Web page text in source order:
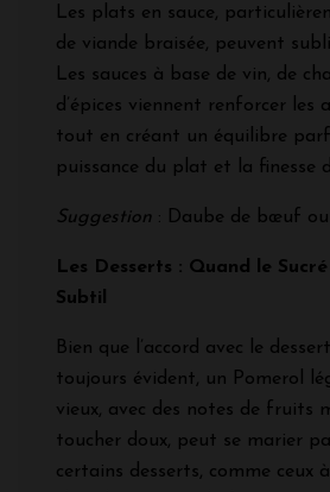
Les plats en sauce,
de viande braisée, peuvent
Les sauces à base de vin, de
d’épices viennent renforcer les
tout en créant un équilibre
puissance du plat et la finesse
Suggestion : Daube de bœuf
Les Desserts : Quand le
Subtil
Bien que l’accord avec le
toujours évident, un Pomerol
vieux, avec des notes de fruits
toucher doux, peut se marier
certains desserts, comme ceux